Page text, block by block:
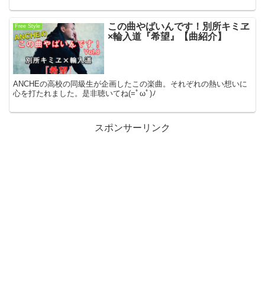
Free Style
この曲やばいんです！別所キミヱ
×輪入道『希望』【曲紹介】
ANCHEの高校の同級生が企画したこの楽曲。それぞれの熱い想いに
心を打たれました。是非聴いてね(=ﾟωﾟ)ﾉ
スポンサーリンク